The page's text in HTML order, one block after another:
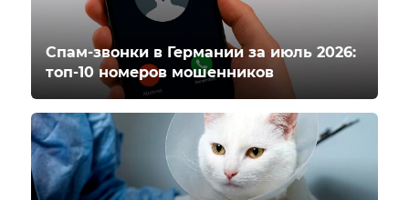
Спам-звонки в Германии за июль 2026:
топ-10 номеров мошенников